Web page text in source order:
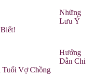
Những
Lưu Ý
Hướng
Dẫn Chi
Tuổi Vợ Chồng